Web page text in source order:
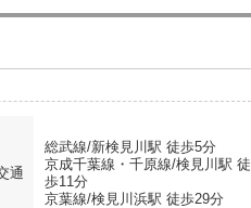
通
総武線/新検見川駅 徒歩5分
京成千葉線・千原線/検見川駅 徒
歩11分
京葉線/検見川浜駅 徒歩29分